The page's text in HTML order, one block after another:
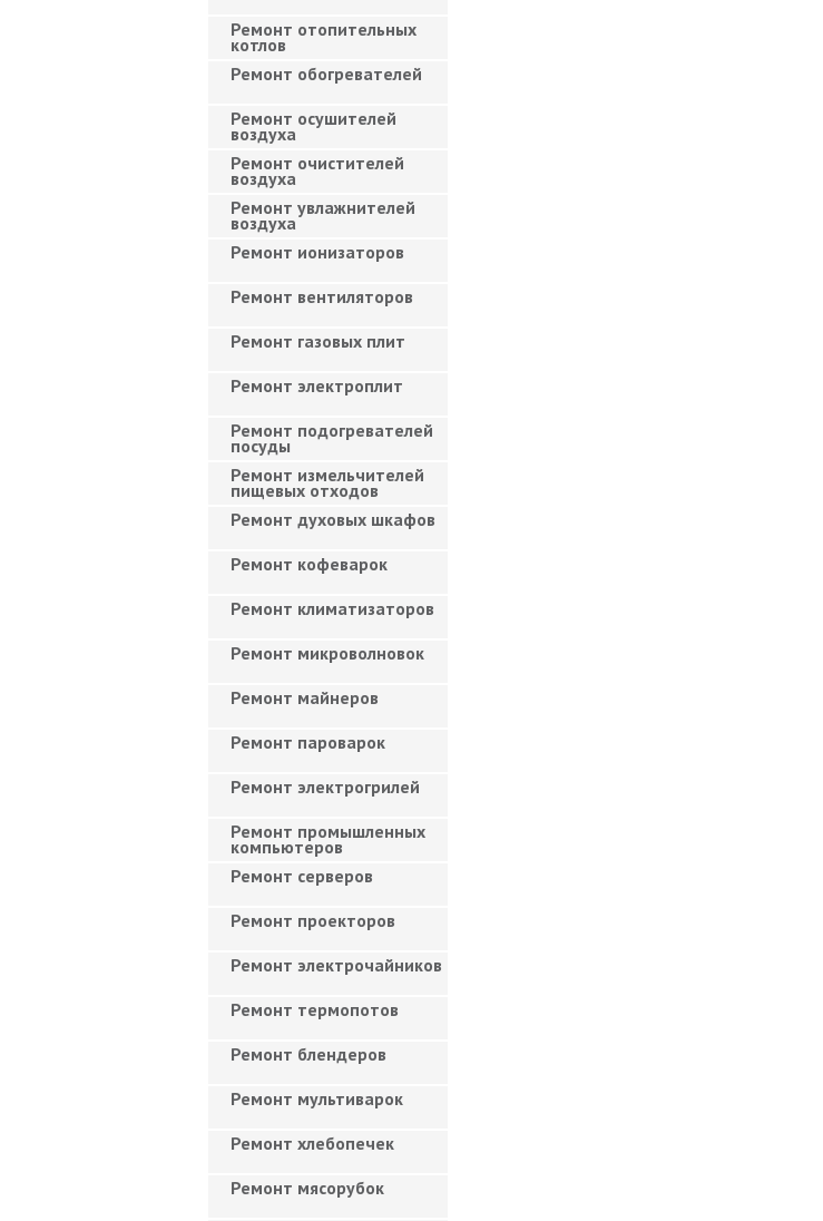
Ремонт отопительных
котлов
Ремонт обогревателей
Ремонт осушителей
воздуха
Ремонт очистителей
воздуха
Ремонт увлажнителей
воздуха
Ремонт ионизаторов
Ремонт вентиляторов
Ремонт газовых плит
Ремонт электроплит
Ремонт подогревателей
посуды
Ремонт измельчителей
пищевых отходов
Ремонт духовых шкафов
Ремонт кофеварок
Ремонт климатизаторов
Ремонт микроволновок
Ремонт майнеров
Ремонт пароварок
Ремонт электрогрилей
Ремонт промышленных
компьютеров
Ремонт серверов
Ремонт проекторов
Ремонт электрочайников
Ремонт термопотов
Ремонт блендеров
Ремонт мультиварок
Ремонт хлебопечек
Ремонт мясорубок